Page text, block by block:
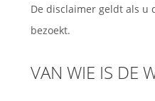
De disclaimer geldt als u
bezoekt.
VAN WIE IS DE